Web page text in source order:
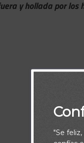
y hollada por los
"Se